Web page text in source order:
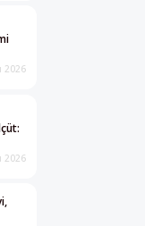
2026
2026